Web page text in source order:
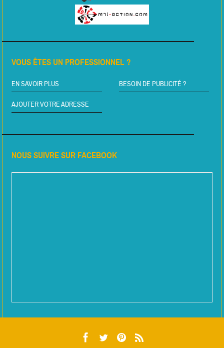
VOUS ÊTES UN PROFESSIONNEL ?
EN SAVOIR PLUS BESOIN DE PUBLICITÉ ?
AJOUTER VOTRE ADRESSE
NOUS SUIVRE SUR FACEBOOK